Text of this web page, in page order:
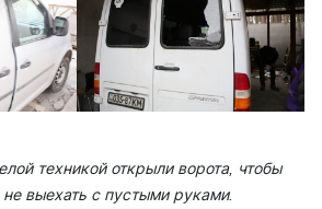
техникой открыли ворота, чтобы
не выехать с пустыми руками.